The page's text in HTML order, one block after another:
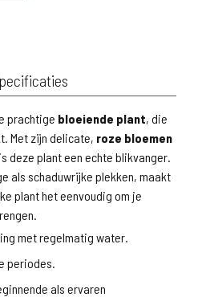
prachtige bloeiende plant, die
Met zijn delicate, roze bloemen
deze plant een echte blikvanger.
als schaduwrijke plekken, maakt
plant het eenvoudig om je
met regelmatig water.
periodes.
als ervaren